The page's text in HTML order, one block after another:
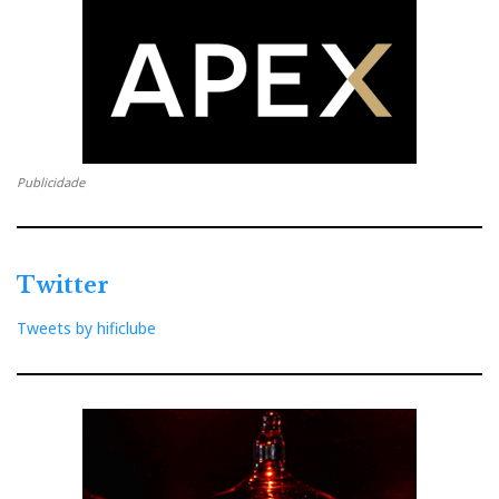
…No modo Apartment
abaixo para poupar os
Publicidade
Twitter
Tweets by hificlube